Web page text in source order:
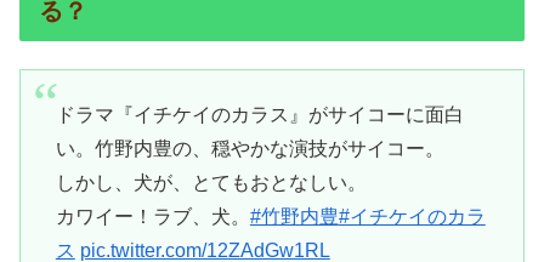
る？
ドラマ『イチケイのカラス』がサイコーに面白
い。竹野内豊の、穏やかな演技がサイコー。
しかし、犬が、とてもおとなしい。
カワイー！ラブ、犬。 #竹野内豊#イチケイのカラ
ス pic.twitter.com/12ZAdGw1RL